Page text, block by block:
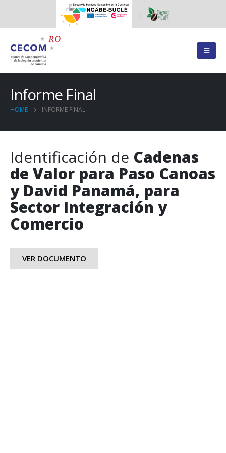
Informe Final
HOME INFORME FINAL
Identificación de Cadenas
de Valor para Paso Canoas
y David Panamá, para
Sector Integración y
Comercio
VER DOCUMENTO